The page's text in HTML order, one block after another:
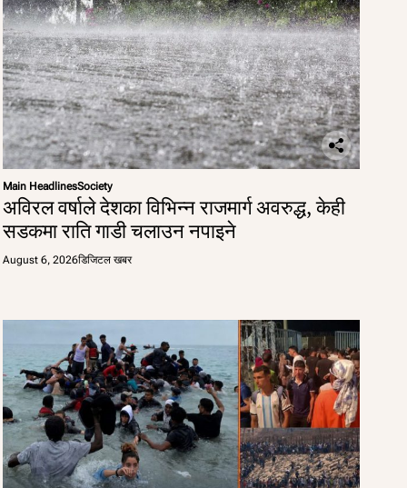
Main HeadlinesSociety
अविरल वर्षाले देशका विभिन्न राजमार्ग अवरुद्ध, केही
सडकमा राति गाडी चलाउन नपाइने
August 6, 2026डिजिटल खबर